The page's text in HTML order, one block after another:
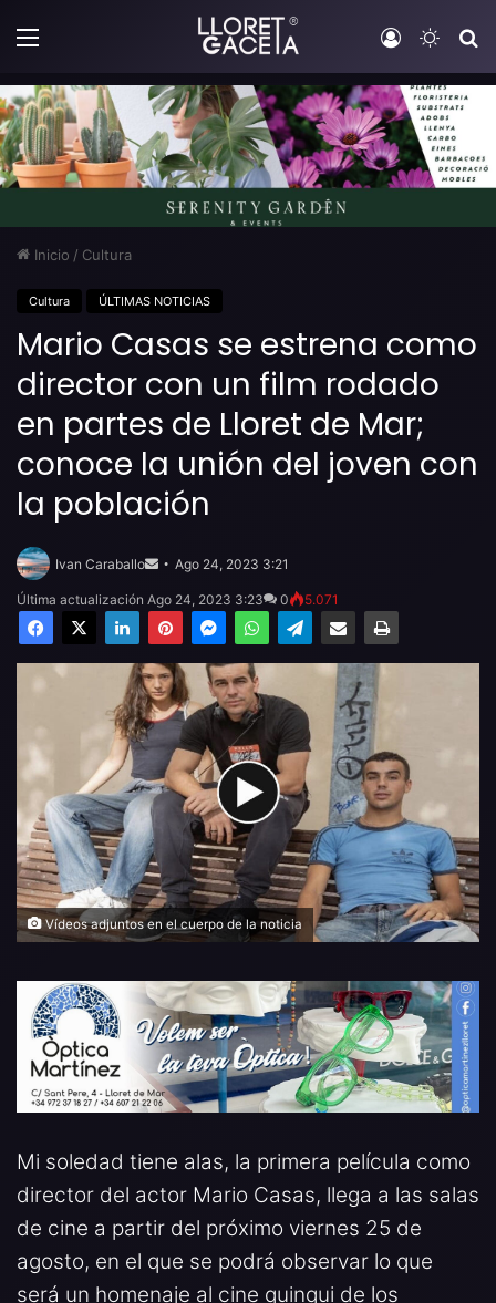
Menú Iniciar
Inicio / Cultura
Cultura ÚLTIMAS NOTICIAS
Mario Casas se estrena como
director con un film rodado
en partes de Lloret de Mar;
conoce la unión del joven con
la población
Ivan Caraballo
email
Ago 24, 2023 3:21
Última actualización Ago 24, 2023 3:23 0 5.071
Facebook
X LinkedInPinterestMessengerWhatsAppTelegramCompartir por email Imprimir
Vídeos adjuntos en el cuerpo de la noticia
Mi soledad tiene alas, la primera película como
director del actor Mario Casas, llega a las salas
de cine a partir del próximo viernes 25 de
agosto, en el que se podrá observar lo que
será un homenaje al cine quinqui de los